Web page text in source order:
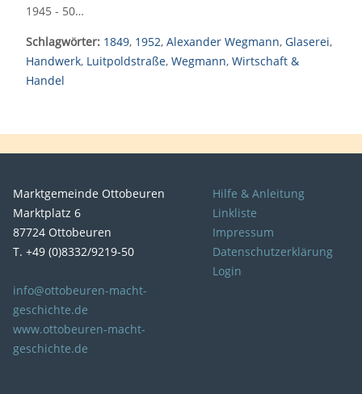
1945 - 50…
Schlagwörter: 1849, 1952, Alexander Wegmann, Glaserei,
Handwerk, Luitpoldstraße, Wegmann, Wirtschaft &
Handel
Marktgemeinde Ottobeuren
Marktplatz 6
87724 Ottobeuren
T. +49 (0)8332/9219-50
info@ottobeuren-macht-
geschichte.de
www.ottobeuren-macht-
geschichte.de
Hilfe & Anleitung
Linkliste
Impressum
Datenschutzerklärung
Login